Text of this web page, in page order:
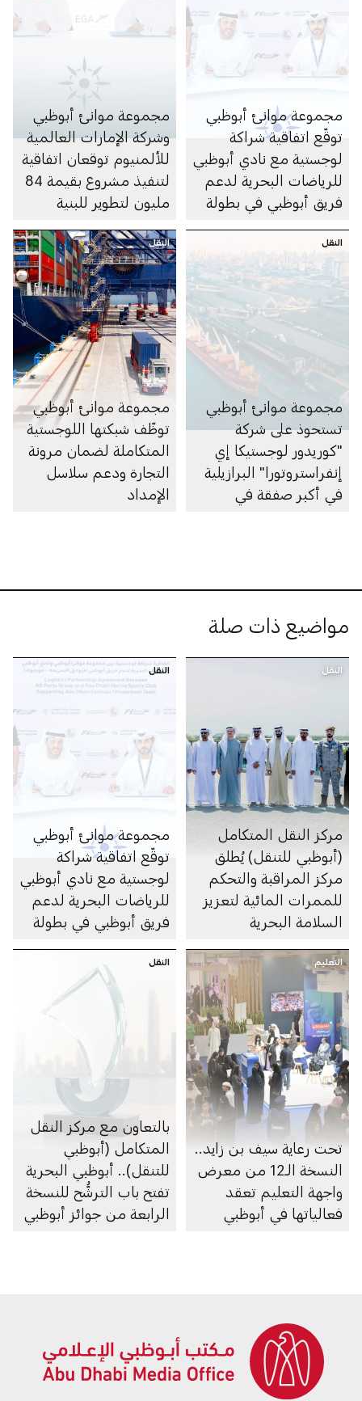
مجموعة موانئ أبوظبي
توقّع اتفاقية شراكة
لوجستية مع نادي أبوظبي
للرياضات البحرية لدعم
فريق أبوظبي في بطولة
للزوارق السريعة
مجموعة موانئ أبوظبي
وشركة الإمارات العالمية
للألمنيوم توقعان اتفاقية
لتنفيذ مشروع بقيمة 84
مليون لتطوير للبنية
النقل
مجموعة موانئ أبوظبي
تستحوذ على شركة
"كوريدور لوجستيكا إي
إنفراستروتورا" البرازيلية
في أكبر صفقة في
النقل
مجموعة موانئ أبوظبي
توظّف شبكتها اللوجستية
المتكاملة لضمان مرونة
التجارة ودعم سلاسل
الإمداد
مواضيع ذات صلة
النقل
مركز النقل المتكامل
(أبوظبي للتنقل) يُطلق
مركز المراقبة والتحكم
للممرات المائية لتعزيز
السلامة البحرية
النقل
مجموعة موانئ أبوظبي
توقّع اتفاقية شراكة
لوجستية مع نادي أبوظبي
للرياضات البحرية لدعم
فريق أبوظبي في بطولة
للزوارق السريعة
التعليم
تحت رعاية سيف بن زايد..
النسخة الـ12 من معرض
واجهة التعليم تعقد
فعالياتها في أبوظبي
النقل
بالتعاون مع مركز النقل
المتكامل (أبوظبي
للتنقل).. أبوظبي البحرية
تفتح باب الترشُّح للنسخة
الرابعة من جوائز أبوظبي